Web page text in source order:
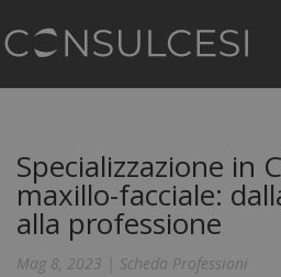
Specializzazione in
maxillo-facciale:
alla professione
Mag 8, 2023 Scheda Professioni